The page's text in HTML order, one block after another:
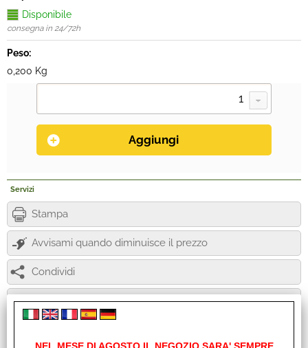
Disponibile
consegna in 24/72h
Peso:
0,200 Kg
Servizi
Stampa
Avvisami quando diminuisce il prezzo
Condividi
Richiedi informazioni